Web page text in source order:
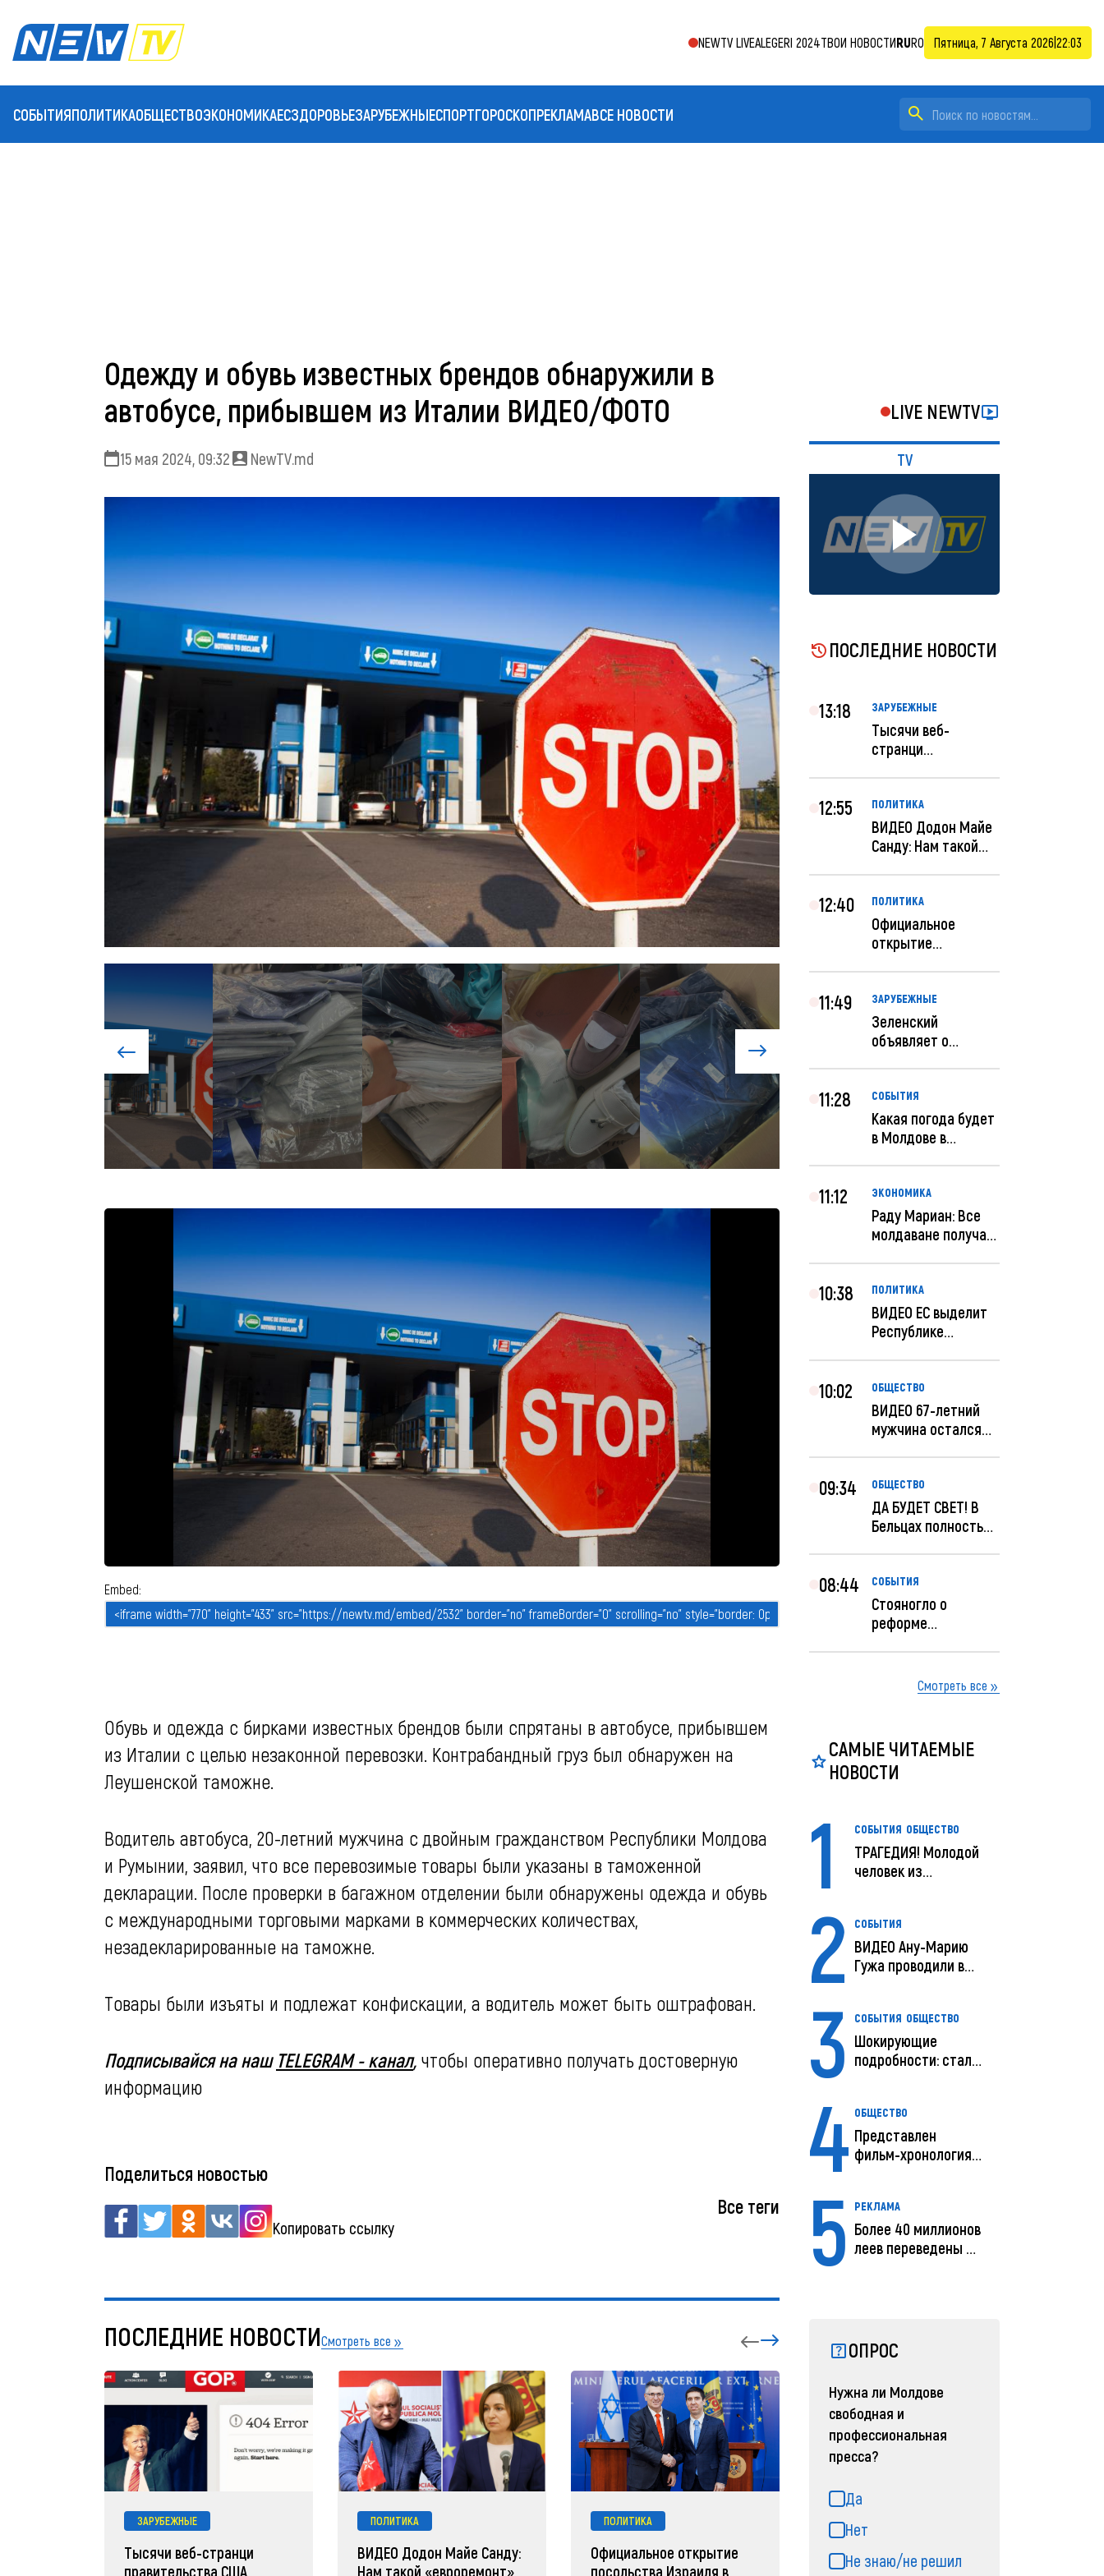
NEWTV LIVEALEGERI 2024ТВОИ НОВОСТИRURO Пятница, 7 Августа 2026 22:03
СОБЫТИЯПОЛИТИКАОБЩЕСТВОЭКОНОМИКАЕСЗДОРОВЬЕЗАРУБЕЖНЫЕСПОРТГОРОСКОПРЕКЛАМАВСЕ НОВОСТИ
Одежду и обувь известных брендов обнаружили в
автобусе, прибывшем из Италии ВИДЕО/ФОТО
15 мая 2024, 09:32 NewTV.md
Embed:
Обувь и одежда с бирками известных брендов были спрятаны в автобусе, прибывшем
из Италии с целью незаконной перевозки. Контрабандный груз был обнаружен на
Леушенской таможне.
Водитель автобуса, 20-летний мужчина с двойным гражданством Республики Молдова
и Румынии, заявил, что все перевозимые товары были указаны в таможенной
декларации. После проверки в багажном отделении были обнаружены одежда и обувь
с международными торговыми марками в коммерческих количествах,
незадекларированные на таможне.
Товары были изъяты и подлежат конфискации, а водитель может быть оштрафован.
Подписывайся на наш TELEGRAM - канал, чтобы оперативно получать достоверную
информацию
Поделиться новостью
Копировать ссылку
Все теги
ПОСЛЕДНИЕ НОВОСТИСмотреть все
ЗАРУБЕЖНЫЕ
Тысячи веб-странци
правительства США
ПОЛИТИКА
ВИДЕО Додон Майе Санду:
Нам такой «евроремонт»
ПОЛИТИКА
Официальное открытие
посольства Израиля в
ЗАРУБЕЖНЫЕ
Зеленский объявляет о
радикальной
LIVE NEWTV
TV
ПОСЛЕДНИЕ НОВОСТИ
13:18 ЗАРУБЕЖНЫЕ
Тысячи веб-
странци
12:55 ПОЛИТИКА
ВИДЕО Додон Майе
Санду: Нам такой
12:40 ПОЛИТИКА
Официальное
открытие
Кишиневе: и...
11:49 ЗАРУБЕЖНЫЕ
Зеленский
объявляет о
ар...
11:28 СОБЫТИЯ
Какая погода будет
в Молдове в
11:12 ЭКОНОМИКА
Раду Мариан: Все
молдаване получат
10:38 ПОЛИТИКА
ВИДЕО ЕС выделит
Республике
10:02 ОБЩЕСТВО
ВИДЕО 67-летний
мужчина остался
09:34 ОБЩЕСТВО
ДА БУДЕТ СВЕТ! В
Бельцах полностью
08:44 СОБЫТИЯ
Стояногло о
реформе
реформир...Смотреть все
САМЫЕ ЧИТАЕМЫЕ
НОВОСТИ
1 СОБЫТИЯ ОБЩЕСТВО
ТРАГЕДИЯ! Молодой
человек из
2 СОБЫТИЯ
ВИДЕО Ану-Марию
Гужа проводили в
3 СОБЫТИЯ ОБЩЕСТВО
Шокирующие
подробности: стали
4 ОБЩЕСТВО
Представлен
фильм-хронология
5 РЕКЛАМА
Более 40 миллионов
леев переведены с
ОПРОС
Нужна ли Молдове
свободная и
профессиональная
пресса?
Да
Нет
Не знаю/не решил